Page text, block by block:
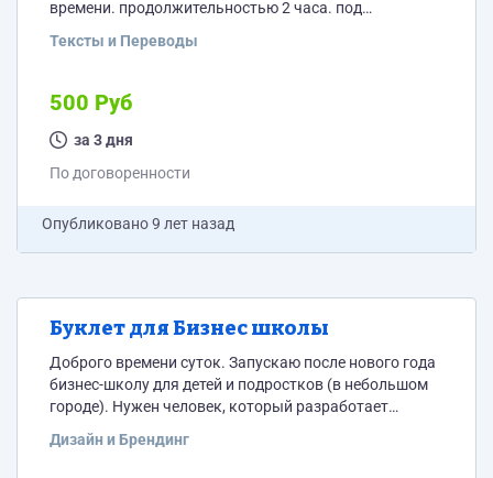
времени. продолжительностью 2 часа. под
Тексты и Переводы
500 Руб
за 3 дня
По договоренности
Опубликовано9 лет назад
Буклет для Бизнес школы
Доброго времени суток. Запускаю после нового года
бизнес-школу для детей и подростков (в небольшом
городе). Нужен человек, который разработает
оформит группу в вк(шапка, фоны для цитат,
Дизайн и Брендинг